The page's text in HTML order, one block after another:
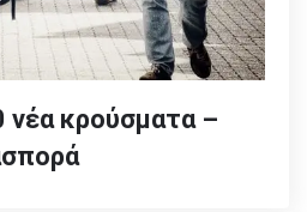
νέα κρούσματα –